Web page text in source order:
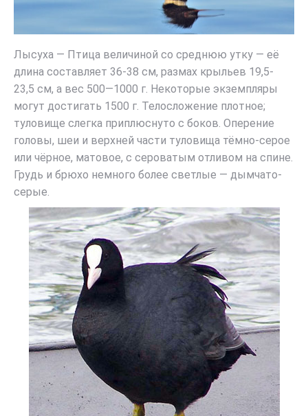
Лысуха — Птица величиной со среднюю утку — её
длина составляет 36-38 см, размах крыльев 19,5-
23,5 см, а вес 500—1000 г. Некоторые экземпляры
могут достигать 1500 г. Телосложение плотное;
туловище слегка приплюснуто с боков. Оперение
головы, шеи и верхней части туловища тёмно-серое
или чёрное, матовое, с сероватым отливом на спине.
Грудь и брюхо немного более светлые — дымчато-
серые.